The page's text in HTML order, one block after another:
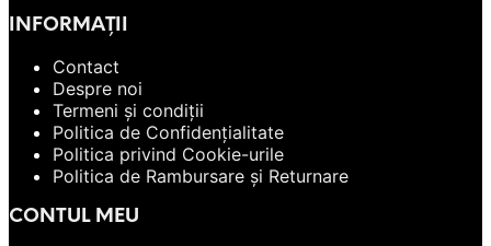
INFORMAȚII
Contact
Despre noi
Termeni și condiții
Politica de Confidențialitate
Politica privind Cookie-urile
Politica de Rambursare și Returnare
CONTUL MEU